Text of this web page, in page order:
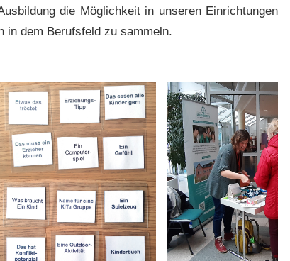
die Möglichkeit in unseren Einrichtungen
in dem Berufsfeld zu sammeln.